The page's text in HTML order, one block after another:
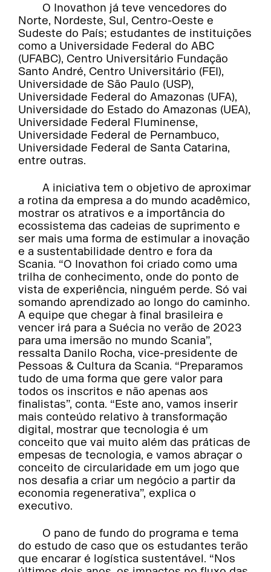
O Inovathon já teve vencedores do
Norte, Nordeste, Sul, Centro-Oeste e
Sudeste do País; estudantes de instituições
como a Universidade Federal do ABC
(UFABC), Centro Universitário Fundação
Santo André, Centro Universitário (FEI),
Universidade de São Paulo (USP),
Universidade Federal do Amazonas (UFA),
Universidade do Estado do Amazonas (UEA),
Universidade Federal Fluminense,
Universidade Federal de Pernambuco,
Universidade Federal de Santa Catarina,
entre outras.
A iniciativa tem o objetivo de aproximar
a rotina da empresa a do mundo acadêmico,
mostrar os atrativos e a importância do
ecossistema das cadeias de suprimento e
ser mais uma forma de estimular a inovação
e a sustentabilidade dentro e fora da
Scania. “O Inovathon foi criado como uma
trilha de conhecimento, onde do ponto de
vista de experiência, ninguém perde. Só vai
somando aprendizado ao longo do caminho.
A equipe que chegar à final brasileira e
vencer irá para a Suécia no verão de 2023
para uma imersão no mundo Scania”,
ressalta Danilo Rocha, vice-presidente de
Pessoas & Cultura da Scania. “Preparamos
tudo de uma forma que gere valor para
todos os inscritos e não apenas aos
finalistas”, conta. “Este ano, vamos inserir
mais conteúdo relativo à transformação
digital, mostrar que tecnologia é um
conceito que vai muito além das práticas de
empesas de tecnologia, e vamos abraçar o
conceito de circularidade em um jogo que
nos desafia a criar um negócio a partir da
economia regenerativa”, explica o
executivo.
O pano de fundo do programa e tema
do estudo de caso que os estudantes terão
que encarar é logística sustentável. “Nos